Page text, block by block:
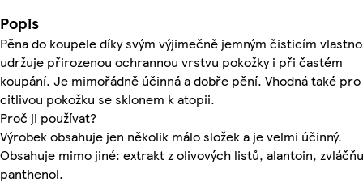
Popis
Pěna do koupele díky svým výjimečně jemným čisticím
udržuje přirozenou ochrannou vrstvu pokožky i při častém
koupání. Je mimořádně účinná a dobře pění. Vhodná také pro
citlivou pokožku se sklonem k atopii.
Proč ji používat?
Výrobek obsahuje jen několik málo složek a je velmi účinný.
Obsahuje mimo jiné: extrakt z olivových listů, alantoin,
panthenol.